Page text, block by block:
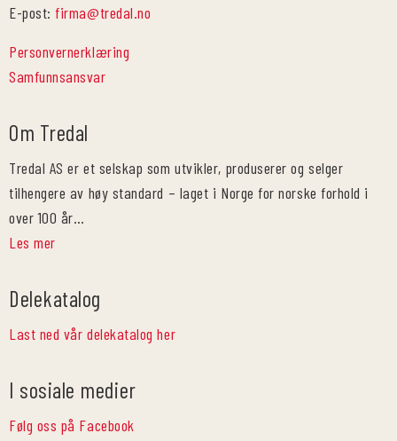
E-post:firma@tredal.no
Personvernerklæring
Samfunnsansvar
Om Tredal
Tredal AS er et selskap som utvikler, produserer og selger
tilhengere av høy standard – laget i Norge for norske forhold i
over 100 år…
Les mer
Delekatalog
Last ned vår delekatalog her
I sosiale medier
Følg oss på Facebook